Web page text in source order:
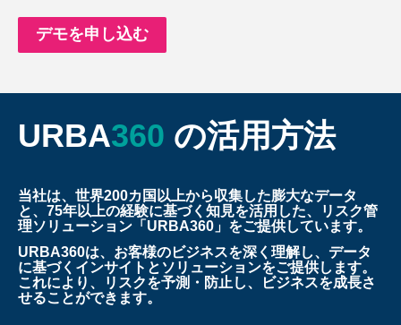
デモを申し込む
URBA360 の活用方法
当社は、世界200カ国以上から収集した膨大なデータ
と、75年以上の経験に基づく知見を活用した、リスク管
理ソリューション「URBA360」をご提供しています。
URBA360は、お客様のビジネスを深く理解し、データ
に基づくインサイトとソリューションをご提供します。
これにより、リスクを予測・防止し、ビジネスを成長さ
せることができます。